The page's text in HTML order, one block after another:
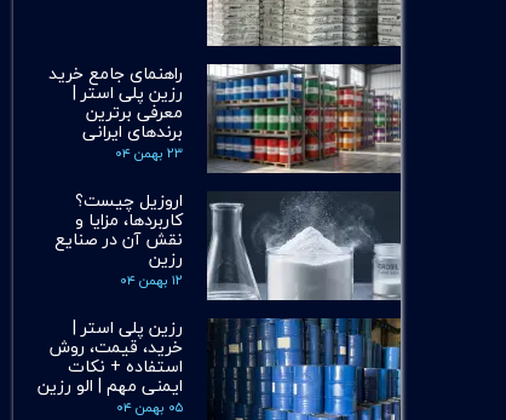
راهنمای جامع خرید
رزین پلی استر |
معرفی برترین
برندهای ایرانی
۲۳ بهمن ۰۴
اروزیل چیست؟
کاربردها، مزایا و
نقش آن در صنایع
رزین
۱۲ بهمن ۰۴
رزین پلی استر |
خرید، قیمت، روش
استفاده + نکات
ایمنی مهم | الو رزین
۰۵ بهمن ۰۴